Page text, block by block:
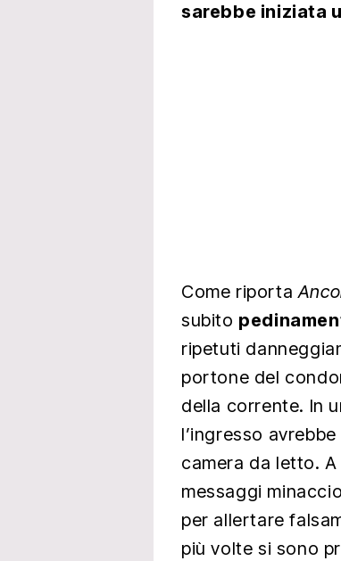
sarebbe iniziata
Come riporta
subito
ripetuti
portone del
della corrente. In
l’ingresso
camera da letto.
messaggi
per allertare
più volte si sono